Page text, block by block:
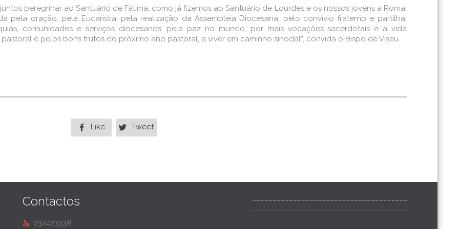
peregrinar ao Santuário de Fátima, como já fizemos ao Santuário de Lourdes e os nossos jovens a Roma.
pela oração, pela Eucaristia, pela realização da Assembleia Diocesana, pelo convívio fraterno e partilha.
comunidades e serviços diocesanos, pela paz no mundo, por mais vocações sacerdotais e à vida
e pelos bons frutos do próximo ano pastoral, a viver em caminho sinodal”, convida o Bispo de Viseu.
 Like  Tweet
Contactos
 232423338